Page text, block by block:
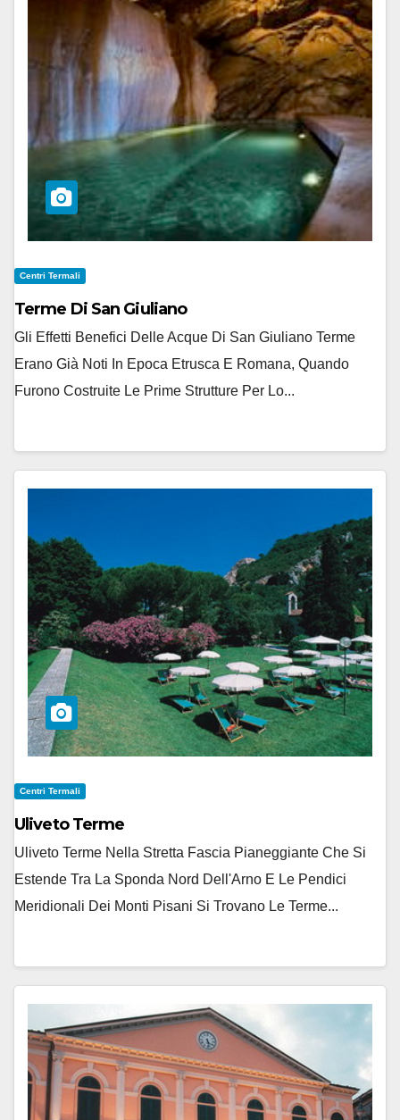
Centri Termali
Terme Di San Giuliano
Gli Effetti Benefici Delle Acque Di San Giuliano Terme
Erano Già Noti In Epoca Etrusca E Romana, Quando
Furono Costruite Le Prime Strutture Per Lo...
Centri Termali
Uliveto Terme
Uliveto Terme Nella Stretta Fascia Pianeggiante Che Si
Estende Tra La Sponda Nord Dell'Arno E Le Pendici
Meridionali Dei Monti Pisani Si Trovano Le Terme...